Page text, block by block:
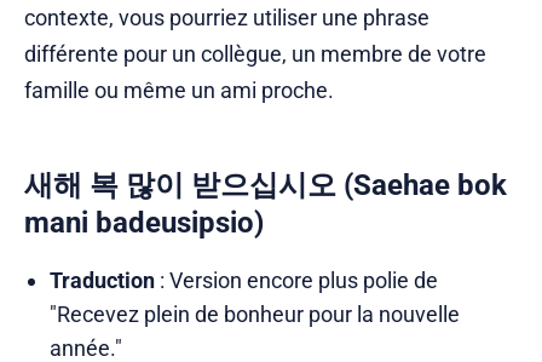
contexte, vous pourriez utiliser une phrase
différente pour un collègue, un membre de votre
famille ou même un ami proche.
새해 복 많이 받으십시오 (Saehae bok
mani badeusipsio)
Traduction: Version encore plus polie de
"Recevez plein de bonheur pour la nouvelle
année."